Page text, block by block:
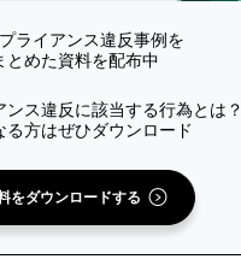
ライアンス違反事例を
とめた資料を配布中
ンス違反に該当する行為とは？
る方はぜひダウンロード
をダウンロードする